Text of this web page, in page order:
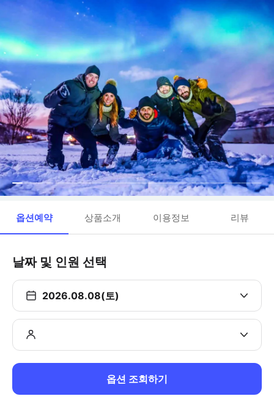
옵션예약 상품소개 이용정보 리뷰
날짜 및 인원 선택
2026.08.08(토)
옵션 조회하기